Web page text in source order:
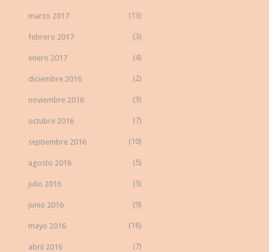
marzo 2017 (13)
febrero 2017 (3)
enero 2017 (4)
diciembre 2016 (2)
noviembre 2016 (3)
octubre 2016 (7)
septiembre 2016 (10)
agosto 2016 (5)
julio 2016 (5)
junio 2016 (9)
mayo 2016 (18)
abril 2016 (7)